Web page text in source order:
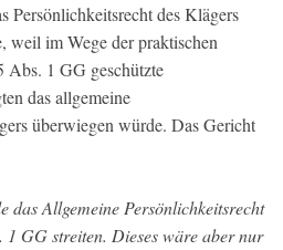
Persönlichkeitsrecht des Klägers
weil im Wege der praktischen
1 GG geschützte
das allgemeine
überwiegen würde. Das Gericht
das Allgemeine Persönlichkeitsrecht
GG streiten. Dieses wäre aber nur